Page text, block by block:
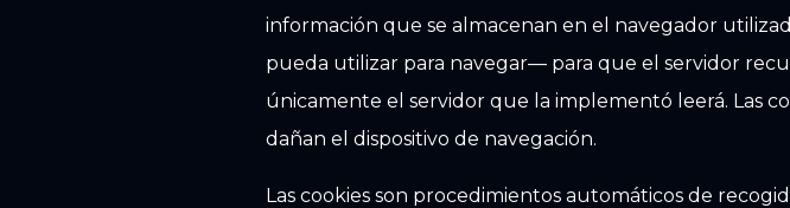
información que se almacenan en el navegador
pueda utilizar para navegar— para que el servidor
únicamente el servidor que la implementó leerá. Las
dañan el dispositivo de navegación.
Las cookies son procedimientos automáticos de